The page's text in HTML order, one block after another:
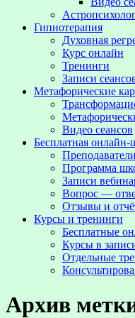
Гипнотерапия
Духовная
Курс онлайн
Тренинги
Записи
Метафорические
Видео сеансов
Бесплатная онлайн-
Программа
Записи
Вопрос —
Отзывы и
Курсы и тренинги
Бесплатные
Курсы в
Отдельные
Архив